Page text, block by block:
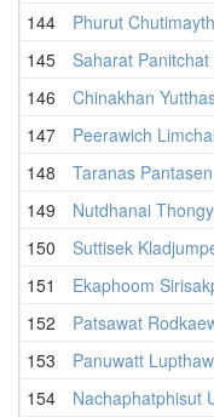
144
Phurut
145
Saharat
146
Chinakhan
147
Peerawich
148
Taranas
149
Nutdhanai
150
Suttisek
151
Ekaphoom
152
Patsawat
153
Panuwatt
154